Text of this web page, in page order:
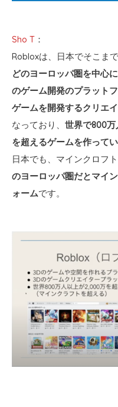
Sho T ：
Robloxは、日本でそこま
どのヨーロッパ圏を中心
のゲーム開発のプラット
ゲームを開発するクリエ
なっており、 世界で800
を超えるゲームを作ってい
日本でも、マインクロフ
のヨーロッパ圏だとマイ
ォームです。